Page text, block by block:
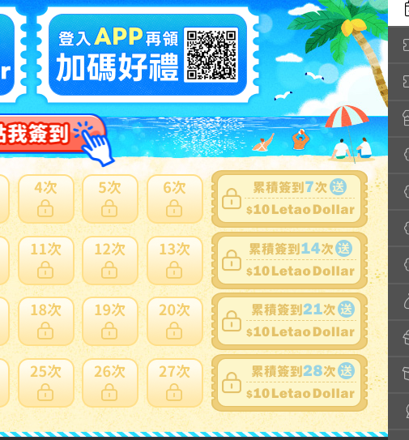
Marisol
氣質高雅都會風格，及職
場服裝、日常休閒穿搭。
Begin
以經典時尚和日常休閒為
主，提供豐富穿搭參考。
熱門商品
、平板、電腦 相機、電視音響 家庭電器
熱門網站